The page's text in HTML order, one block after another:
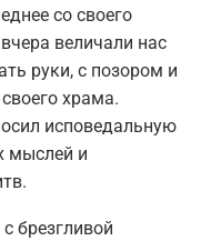
со своего
величали нас
руки, с позором и
храма.
исповедальную
мыслей и
брезгливой